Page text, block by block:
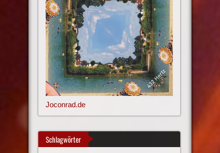
Joconrad.de
Schlagwörter